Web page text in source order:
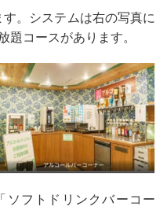
。システムは右の写真に
題コースがあります。
ソフトドリンクバーコー